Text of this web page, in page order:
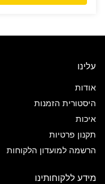
עלינו
אודות
היסטורית הזמנות
איכות
תקנון פרטיות
הרשמה למועדון הלקוחות
מידע ללקוחותינו